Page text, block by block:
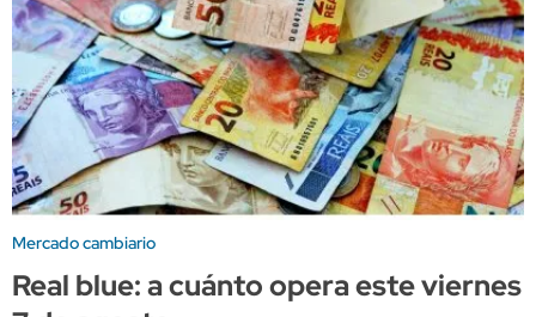
Mercado cambiario
Real blue: a cuánto opera este viernes